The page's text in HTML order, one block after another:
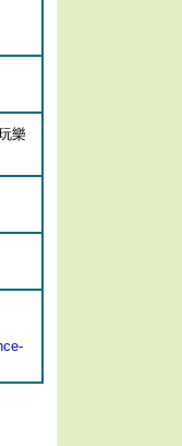
樂